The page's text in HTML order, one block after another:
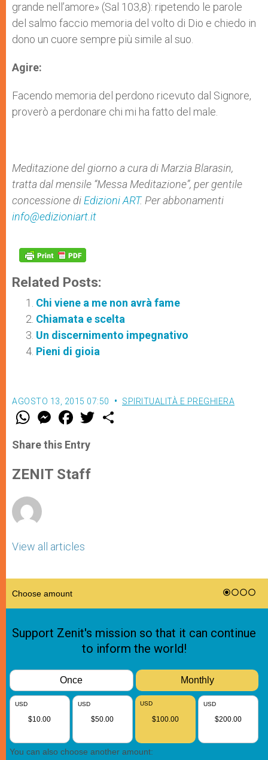
grande nell’amore» (Sal 103,8): ripetendo le parole
del salmo faccio memoria del volto di Dio e chiedo in
dono un cuore sempre più simile al suo.
Agire:
Facendo memoria del perdono ricevuto dal Signore,
proverò a perdonare chi mi ha fatto del male.
Meditazione del giorno a cura di Marzia Blarasin,
tratta dal mensile “Messa Meditazione”, per gentile
concessione di Edizioni ART. Per abbonamenti
info@edizioniart.it
Related Posts:
Chi viene a me non avrà fame
Chiamata e scelta
Un discernimento impegnativo
Pieni di gioia
AGOSTO 13, 2015 07:50 SPIRITUALITÀ E PREGHIERA
W
t
s
p
p
M
e
s
e
g
e
F
a
e
b
o
k
w
Share this Entry
ZENIT Staff
View all articles